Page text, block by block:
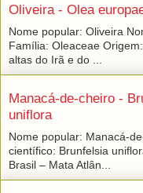
Oliveira - Olea
Nome popular: Oliveira
Família: Oleaceae
altas do Irã e do ...
Manacá-de-cheiro -
uniflora
Nome popular: Manacá-
científico: Brunfelsia
Brasil – Mata Atlân...